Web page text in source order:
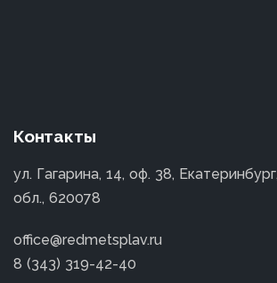
Контакты
ул. Гагарина, 14, оф. 38,
обл., 620078
office@redmetsplav.ru
8 (343) 319-42-40